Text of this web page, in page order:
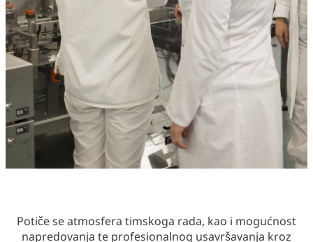
Potiče se atmosfera timskoga rada, kao i mogućnost
napredovanja te profesionalnog usavršavanja kroz